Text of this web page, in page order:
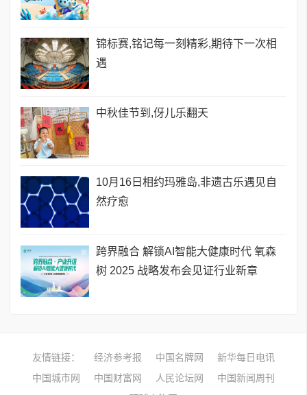
锦标赛,铭记每一刻精彩,期待下一次相
遇
中秋佳节到,伢儿乐翻天
10月16日相约玛雅岛,非遗古乐遇见自
然疗愈
跨界融合 解锁AI智能大健康时代 氧森
树 2025 战略发布会见证行业新章
友情链接： 经济参考报 中国名牌网
新华每日电讯
中国城市网
中国财富网 人民论坛网
中国新闻周刊